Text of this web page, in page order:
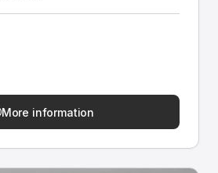
More information